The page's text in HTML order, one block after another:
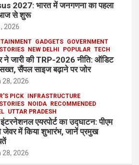
2027: भारत में जनगणना का पहला
से शुरू
2026
GADGETS GOVERNMENT
NEW DELHI POPULAR TECH
ने जारी की TRP-2026 नीति: ऑडिट
सैंपल साइज बढ़ाने पर जोर
28, 2026
PICK
INFRASTRUCTURE
NOIDA
RECOMMENDED
UTTAR PRADESH
इंटरनेशनल एयरपोर्ट का उद्घाटन: पीएम
जेवर में किया शुभारंभ, जानें प्रमुख
28, 2026